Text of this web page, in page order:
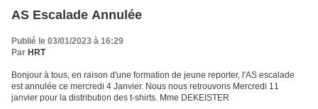
AS Escalade Annulée
Publié le 03/01/2023 à 16:29
Par HRT
Bonjour à tous, en raison d'une formation de jeune reporter, l'AS escalade
est annulée ce mercredi 4 Janvier. Nous nous retrouvons Mercredi 11
janvier pour la distribution des t-shirts. Mme DEKEISTER